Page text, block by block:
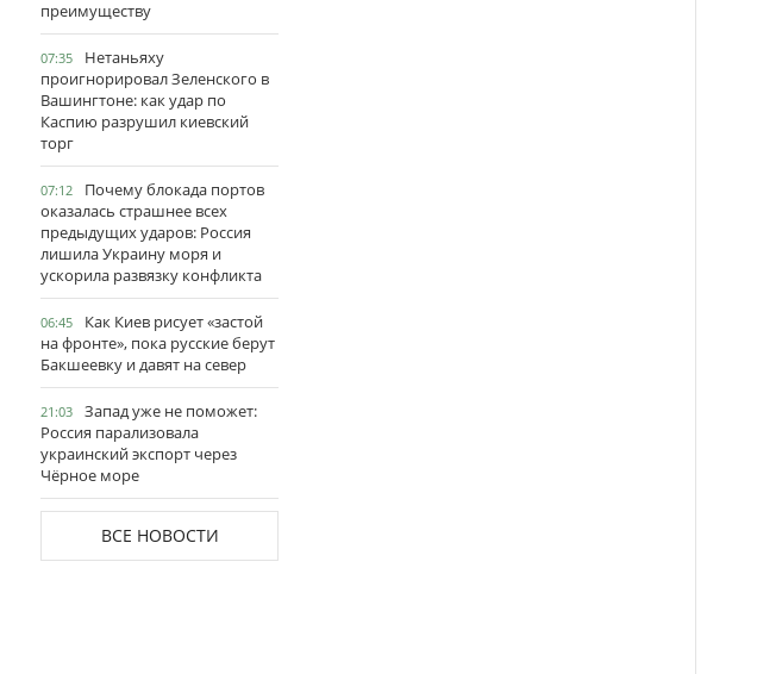
преимуществу
07:35
Нетаньяху
проигнорировал Зеленского в
Вашингтоне: как удар по
Каспию разрушил киевский
торг
07:12
Почему блокада портов
оказалась страшнее всех
предыдущих ударов: Россия
лишила Украину моря и
ускорила развязку конфликта
06:45
Как Киев рисует «застой
на фронте», пока русские берут
Бакшеевку и давят на север
21:03
Запад уже не поможет:
Россия парализовала
украинский экспорт через
Чёрное море
ВСЕ НОВОСТИ